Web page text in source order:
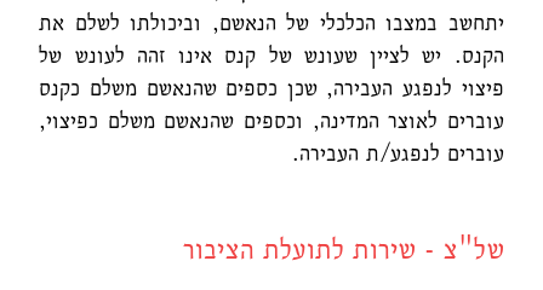
יתחשב במצבו הכלכלי של הנאשם, וביכולתו לשלם את
הקנס. יש לציין שעונש של קנס אינו זהה לעונש של
פיצוי לנפגע העבירה, שכן כספים שהנאשם משלם כקנס
עוברים לאוצר המדינה, וכספים שהנאשם משלם כפיצוי,
עוברים לנפגע/ת העבירה.
של"צ - שירות לתועלת הציבור